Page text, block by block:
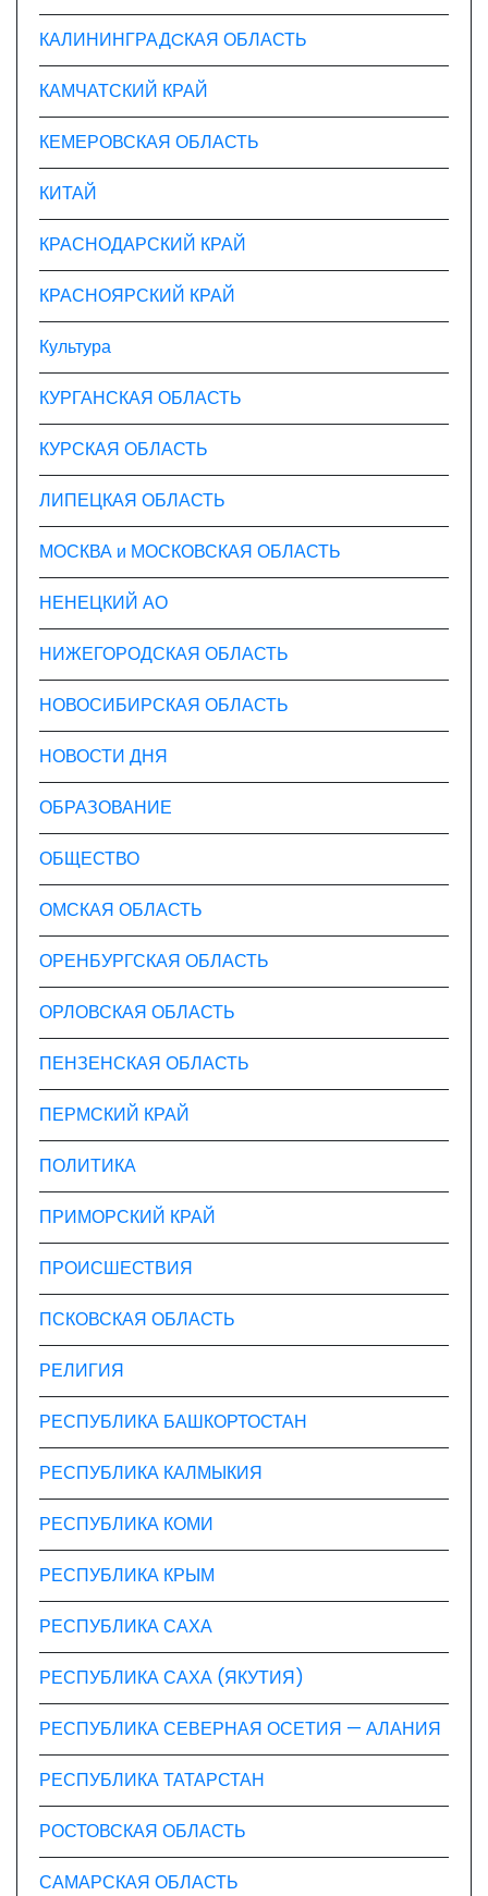
КАЛИНИНГРАДCКАЯ ОБЛАСТЬ
КАМЧАТСКИЙ КРАЙ
КЕМЕРОВСКАЯ ОБЛАСТЬ
КИТАЙ
КРАСНОДАРСКИЙ КРАЙ
КРАСНОЯРСКИЙ КРАЙ
Культура
КУРГАНСКАЯ ОБЛАСТЬ
КУРСКАЯ ОБЛАСТЬ
ЛИПЕЦКАЯ ОБЛАСТЬ
МОСКВА и МОСКОВСКАЯ ОБЛАСТЬ
НЕНЕЦКИЙ АО
НИЖЕГОРОДСКАЯ ОБЛАСТЬ
НОВОСИБИРСКАЯ ОБЛАСТЬ
НОВОСТИ ДНЯ
ОБРАЗОВАНИЕ
ОБЩЕСТВО
ОМСКАЯ ОБЛАСТЬ
ОРЕНБУРГСКАЯ ОБЛАСТЬ
ОРЛОВСКАЯ ОБЛАСТЬ
ПЕНЗЕНСКАЯ ОБЛАСТЬ
ПЕРМСКИЙ КРАЙ
ПОЛИТИКА
ПРИМОРСКИЙ КРАЙ
ПРОИСШЕСТВИЯ
ПСКОВСКАЯ ОБЛАСТЬ
РЕЛИГИЯ
РЕСПУБЛИКА БАШКОРТОСТАН
РЕСПУБЛИКА КАЛМЫКИЯ
РЕСПУБЛИКА КОМИ
РЕСПУБЛИКА КРЫМ
РЕСПУБЛИКА САХА
РЕСПУБЛИКА САХА (ЯКУТИЯ)
РЕСПУБЛИКА СЕВЕРНАЯ ОСЕТИЯ — АЛАНИЯ
РЕСПУБЛИКА ТАТАРСТАН
РОСТОВСКАЯ ОБЛАСТЬ
САМАРСКАЯ ОБЛАСТЬ